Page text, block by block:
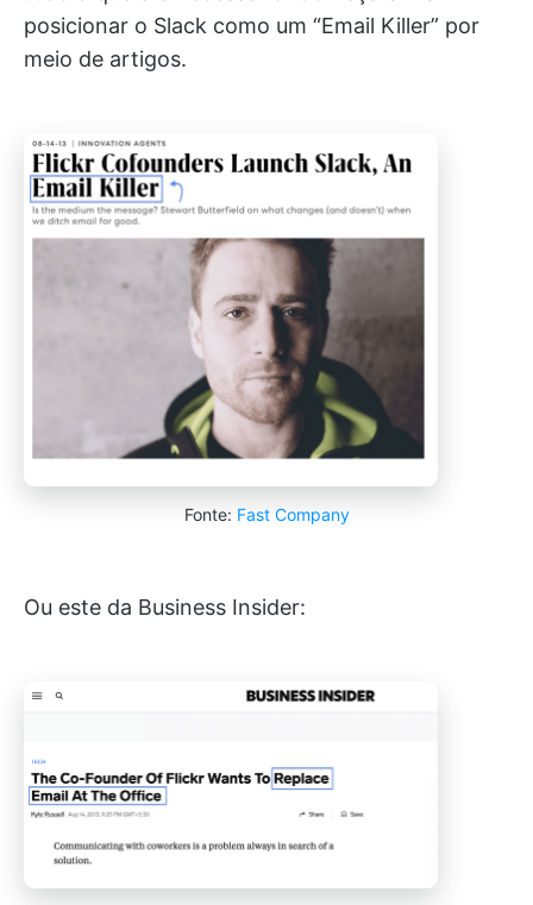
posicionar o Slack como um “Email Killer” por
meio de artigos.
Fonte: Fast Company
Ou este da Business Insider: